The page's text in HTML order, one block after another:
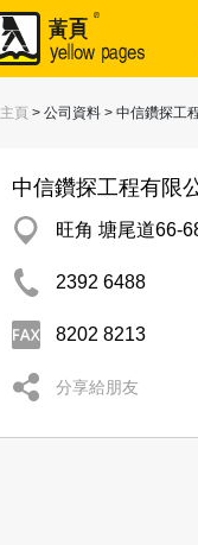
主頁 > 公司資料 > 中信鑽探工
中信鑽探工程有限
旺角 塘尾道66-
2392 6488
8202 8213
分享給朋友